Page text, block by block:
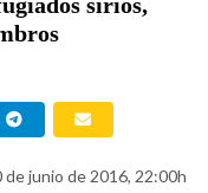
de junio de 2016, 22:00h